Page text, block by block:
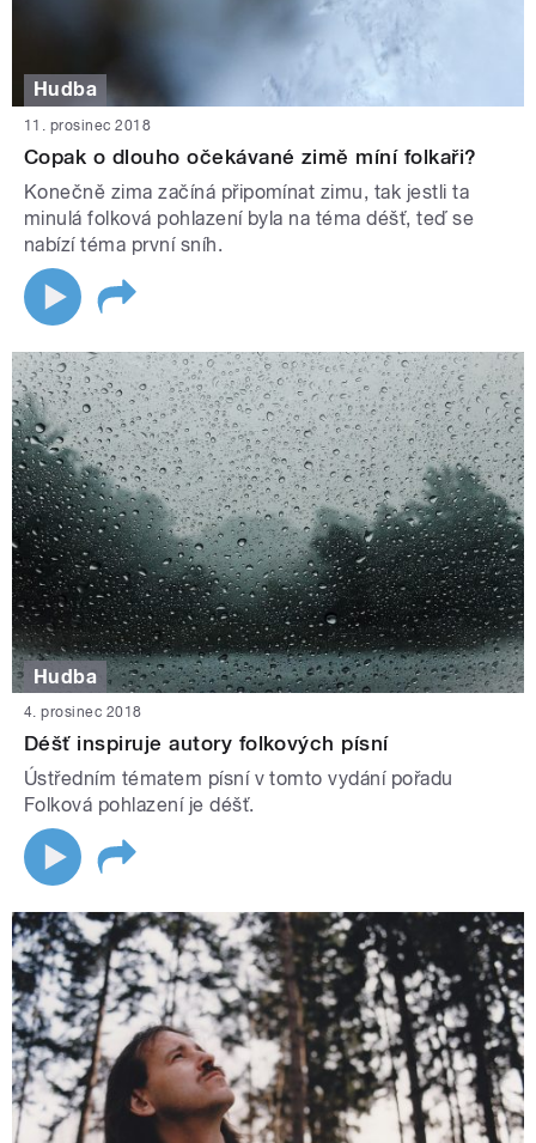
Hudba
11. prosinec 2018
Copak o dlouho očekávané zimě míní folkaři?
Konečně zima začíná připomínat zimu, tak jestli ta
minulá folková pohlazení byla na téma déšť, teď se
nabízí téma první sníh.
Hudba
4. prosinec 2018
Déšť inspiruje autory folkových písní
Ústředním tématem písní v tomto vydání pořadu
Folková pohlazení je déšť.